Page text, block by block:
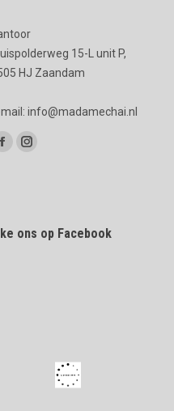
15-L unit P,
HJ Zaandam
mail: info@madamechai.nl
ons op:
Facebook
new
Instagram
new
ons op Facebook